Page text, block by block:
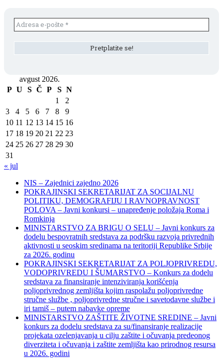
avgust 2026.
P U S Č P S N
1
2
3
4 5 6 7 8
9
10 11 12 13 14 15 16
17 18 19 20 21 22 23
24 25 26 27 28 29 30
31
« jul
NIS – Zajednici zajedno 2026
POKRAJINSKI SEKRETARIJAT ZA SOCIJALNU
POLITIKU, DEMOGRAFIJU I RAVNOPRAVNOST
POLOVA – Javni konkursi – unapređenje položaja Roma i
Romkinja
MINISTARSTVO ZA BRIGU O SELU – Javni konkurs za
dodelu bespovratnih sredstava za podršku razvoja privrednih
aktivnosti u seoskim sredinama na teritoriji Republike Srbije
za 2026. godinu
POKRAJINSKI SEKRETARIJAT ZA POLJOPRIVREDU,
VODOPRIVREDU I ŠUMARSTVO – Konkurs za dodelu
sredstava za finansiranje intenziviranja korišćenja
poljoprivrednog zemljišta kojim raspolažu poljoprivredne
stručne službe , poljoprivredne stručne i savetodavne službe i
iri tamiš ‒ putem nabavke opreme
MINISTARSTVO ZAŠTITE ŽIVOTNE SREDINE – Javni
konkurs za dodelu sredstava za su/finansiranje realizacije
projekata ozelenjavanja u cilju zaštite i očuvanja predeonog
diverziteta i očuvanja i zaštite zemljišta kao prirodnog resursa
u 2026. godini